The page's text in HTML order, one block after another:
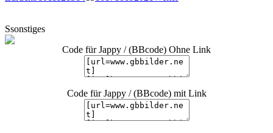
Ssonstiges
Code für Jappy / (BBcode) Ohne Link
Code für Jappy / (BBcode) mit Link